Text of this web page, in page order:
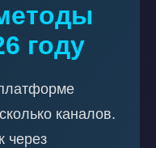
году
каналов.
через